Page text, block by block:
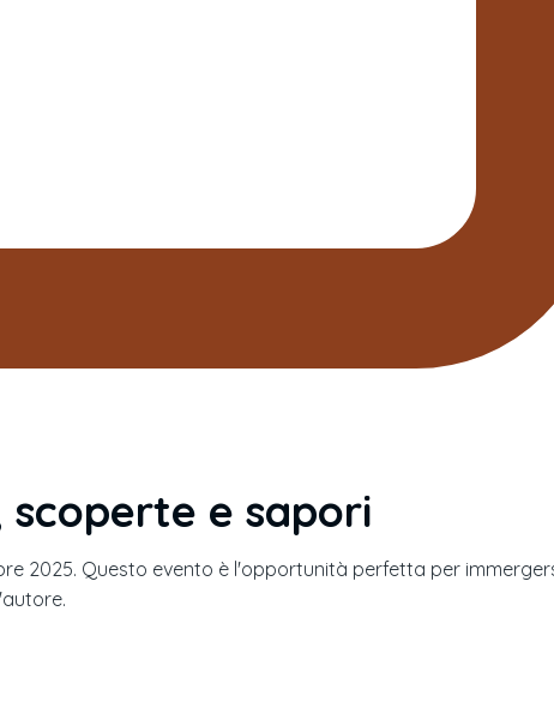
e sapori
2025. Questo evento è l'opportunità perfetta per